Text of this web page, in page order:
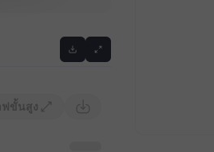
ฟขั้นสูง